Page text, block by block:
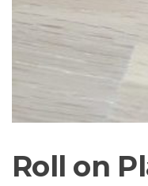
Roll on